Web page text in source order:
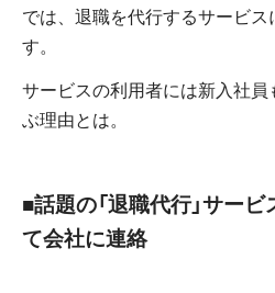
では、退職を代行するサービス
す。
サービスの利用者には新入社
ぶ理由とは。
■話題の「退職代行」サー
て会社に連絡